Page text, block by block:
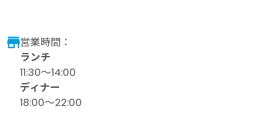
営業時間：
ランチ
11:30～14:00
ディナー
18:00～22:00